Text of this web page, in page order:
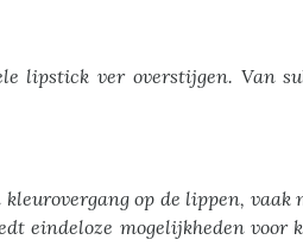
lipstick ver overstijgen. Van
op de lippen, vaak
eindeloze mogelijkheden voor